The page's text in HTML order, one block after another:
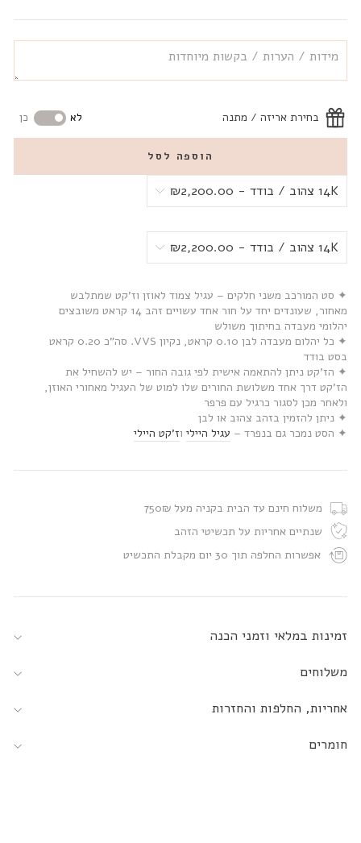
בחירת אריזה / מתנה לא כן
הוספה לסל
✦ סט המורכב משני חלקים – עגיל צמוד לאוזן וז’קט שמתלבש
מאחור, שעונדים יחד על חור אחד עשויים זהב 14 קראט משובצים
יהלומי מעבדה בחיתוך משולש
✦ כל יהלום מעבדה לבן 0.10 קראט, נקיון VVS. סה”כ 0.20 קראט
בסט בודד
✦ הז’קט ניתן להתאמה אישית לפי גובה החור – יש להשחיל את
הז’קט דרך אחד משלושת החורים שלו למוט של העגיל מאחורי האוזן,
ולאחר מכן לסגור כרגיל עם פרפר
✦ ניתן להזמין בזהב צהוב או לבן
✦ הסט נמכר גם בנפרד – עגיל היילי וז’קט היילי
משלוח חינם עד הבית בקניה מעל 750₪
שנתיים אחריות על תכשיטי הזהב
אפשרות החלפה תוך 30 יום מקבלת התכשיט
זמינות במלאי וזמני הכנה
משלוחים
אחריות, החלפות והחזרות
חומרים